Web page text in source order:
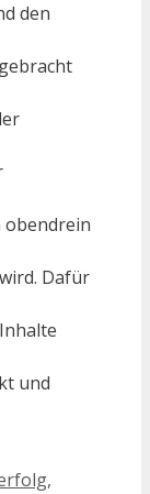
den
obendrein
Dafür
und
,